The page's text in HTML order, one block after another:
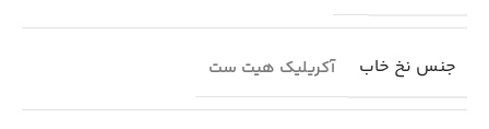
جنس نخ خاب آکریلیک هیت ست